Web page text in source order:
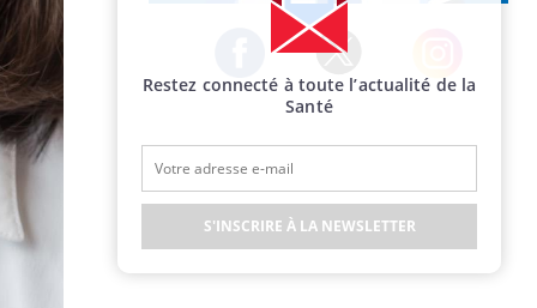
Facebook Twitter Instagram
Restez connecté à toute l’actualité de la
Santé
S'INSCRIRE À LA NEWSLETTER